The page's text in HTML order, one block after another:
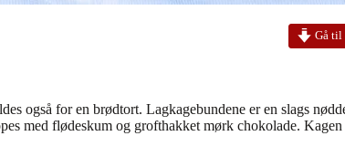
Gå til
også for en brødtort. Lagkagebundene er en slags
med flødeskum og grofthakket mørk chokolade.